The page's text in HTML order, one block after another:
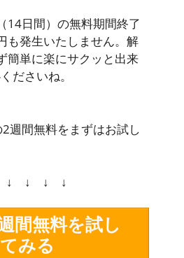
14日間）の無料期間終了
も発生いたしません。解
簡単に楽にサクッと出来
ださいね。
週間無料をまずはお試し
↓ ↓ ↓ ↓
間無料を試し
てみる